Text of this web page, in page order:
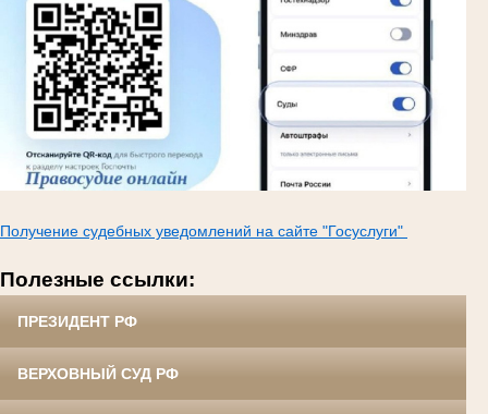
Получение судебных уведомлений на сайте "Госуслуги"
Полезные ссылки:
ПРЕЗИДЕНТ РФ
ВЕРХОВНЫЙ СУД РФ